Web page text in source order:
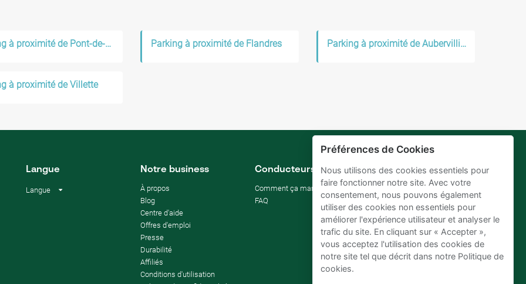
Parking à proximité de Pont-de-Flandre Parking à proximité de Flandres Parking à proximité de Aubervilliers
à proximité de Villette
Préférences de Cookies
Nous utilisons des cookies essentiels pour
faire fonctionner notre site. Avec votre
consentement, nous pouvons également
utiliser des cookies non essentiels pour
améliorer l'expérience utilisateur et analyser le
trafic du site. En cliquant sur « Accepter »,
vous acceptez l'utilisation des cookies de
notre site tel que décrit dans notre Politique de
cookies.
Langue
Langue
Notre business
À propos
Blog
Centre d'aide
Offres d'emploi
Presse
Durabilité
Affiliés
Conditions d'utilisation
Conducteurs
Comment ça marche
FAQ
Propriétaires de
parking
Comment louer mon parking
rentabiliser un parking
d'entreprise
Pour hôtels
Pour immobilier
Améliorez vos ODD (SDG)